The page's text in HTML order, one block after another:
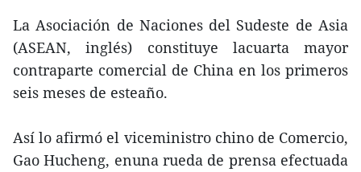
La Asociación de Naciones del Sudeste de Asia
(ASEAN, inglés) constituye lacuarta mayor
contraparte comercial de China en los primeros
seis meses de esteaño.
Así lo afirmó el viceministro chino de Comercio,
Gao Hucheng, enuna rueda de prensa efectuada